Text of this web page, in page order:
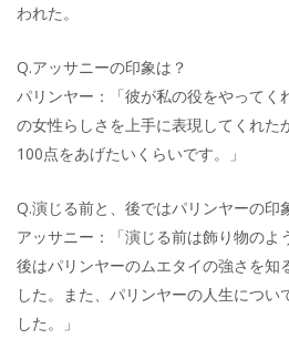
われた。
Q.アッサニーの印象は？
パリンヤー：「彼が私の役をやってく
の女性らしさを上手に表現してくれた
100点をあげたいくらいです。」
Q.演じる前と、後ではパリンヤーの印
アッサニー：「演じる前は飾り物のよ
後はパリンヤーのムエタイの強さを知
した。また、パリンヤーの人生につい
した。」